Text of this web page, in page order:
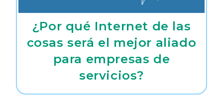
¿Por qué Internet de las
cosas será el mejor aliado
para empresas de
servicios?